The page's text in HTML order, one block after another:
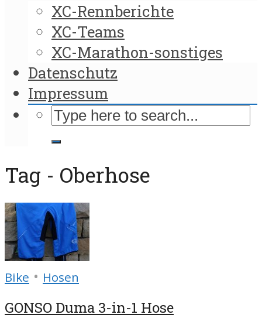
XC-Rennberichte
XC-Teams
XC-Marathon-sonstiges
Datenschutz
Impressum
Tag - Oberhose
Bike • Hosen
GONSO Duma 3-in-1 Hose